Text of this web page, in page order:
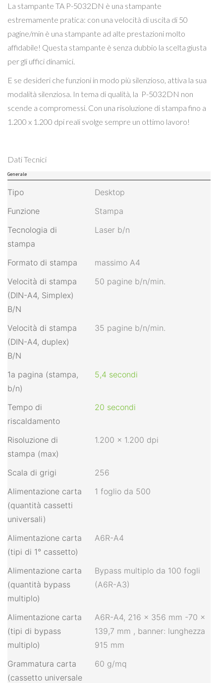
La stampante TA P-5032DN è una stampante
estremamente pratica: con una velocità di uscita di 50
pagine/min è una stampante ad alte prestazioni molto
affidabile! Questa stampante è senza dubbio la scelta giusta
per gli uffici dinamici.
E se desideri che funzioni in modo più silenzioso, attiva la sua
modalità silenziosa. In tema di qualità, la P-5032DN non
scende a compromessi. Con una risoluzione di stampa fino a
1.200 x 1.200 dpi reali svolge sempre un ottimo lavoro!
Dati Tecnici
Generale
Tipo
Desktop
Funzione
Stampa
Tecnologia di
stampa
Laser b/n
Formato di stampa
massimo A4
Velocità di stampa
(DIN-A4, Simplex)
B/N
50 pagine b/n/min.
Velocità di stampa
(DIN-A4, duplex)
B/N
35 pagine b/n/min.
1a pagina (stampa,
b/n)
5,4 secondi
Tempo di
riscaldamento
20 secondi
Risoluzione di
stampa (max)
1.200 x 1.200 dpi
Scala di grigi
256
Alimentazione carta
(quantità cassetti
universali)
1 foglio da 500
Alimentazione carta
(tipi di 1° cassetto)
A6R-A4
Alimentazione carta
(quantità bypass
multiplo)
Bypass multiplo da 100 fogli
(A6R-A3)
Alimentazione carta
(tipi di bypass
multiplo)
A6R-A4, 216 × 356 mm -70 ×
139,7 mm , banner: lunghezza
915 mm
Grammatura carta
(cassetto universale
60 g/mq